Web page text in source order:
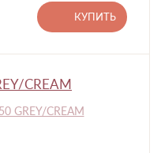
КУПИТЬ
CREAM